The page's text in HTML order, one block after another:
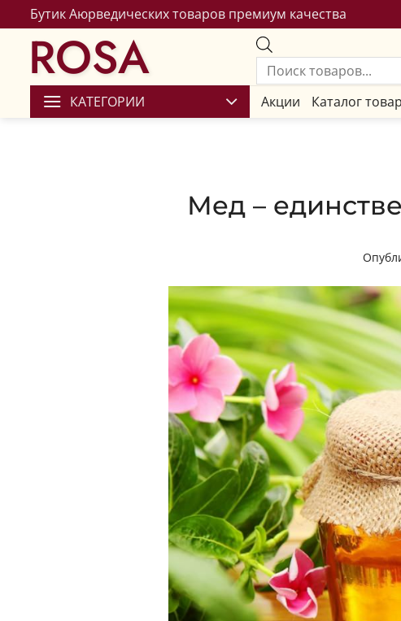
Бутик Аюрведических товаров премиум качества
ROSA
КАТЕГОРИИ Акции Каталог
Мед –